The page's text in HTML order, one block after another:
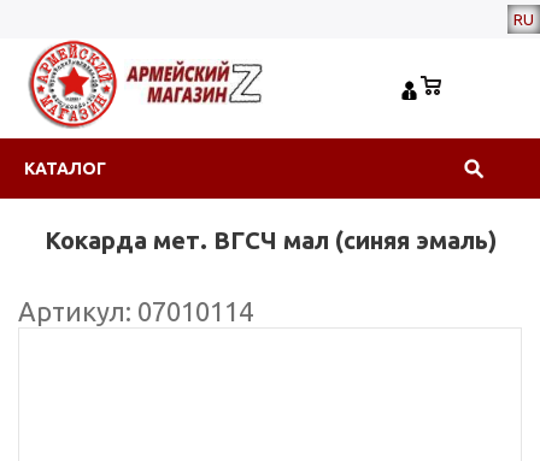
RU
КАТАЛОГ
Кокарда мет. ВГСЧ мал (синяя эмаль)
Артикул: 07010114